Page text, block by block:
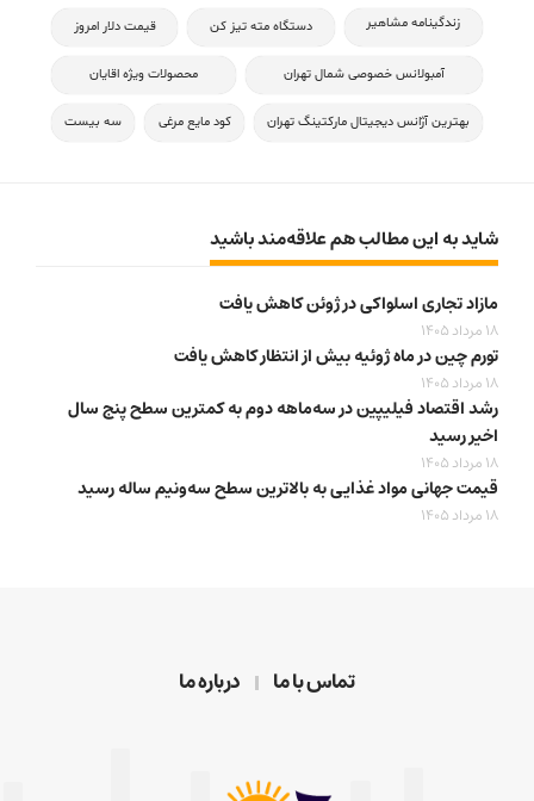
زندگینامه مشاهیر دستگاه مته تیز کن قیمت دلار امروز
آمبولانس خصوصی شمال تهران محصولات ویژه اقایان
بهترین آژانس دیجیتال مارکتینگ تهران کود مایع مرغی سه بیست
شاید به این مطالب هم علاقه‌مند باشید
مازاد تجاری اسلواکی در ژوئن کاهش یافت
18 مرداد 1405
تورم چین در ماه ژوئیه بیش از انتظار کاهش یافت
18 مرداد 1405
رشد اقتصاد فیلیپین در سه‌ماهه دوم به کمترین سطح پنج سال
اخیر رسید
18 مرداد 1405
قیمت جهانی مواد غذایی به بالاترین سطح سه‌ونیم ساله رسید
18 مرداد 1405
تماس با ما درباره ما